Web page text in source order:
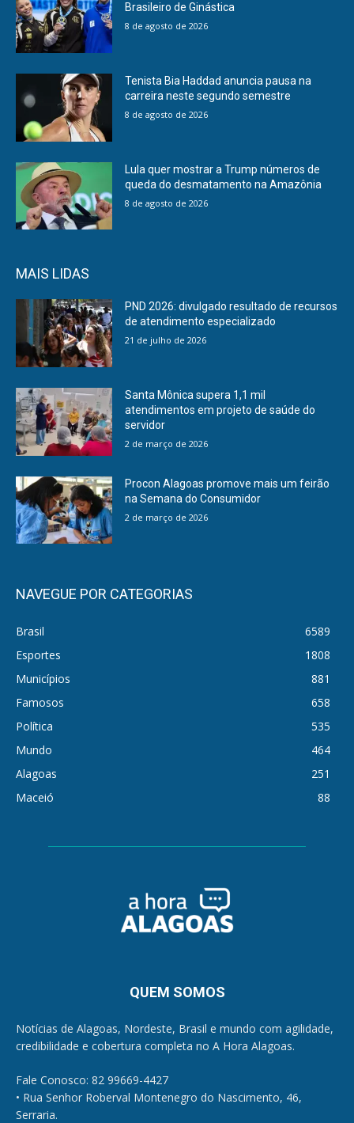
Brasileiro de Ginástica
8 de agosto de 2026
Tenista Bia Haddad anuncia pausa na
carreira neste segundo semestre
8 de agosto de 2026
Lula quer mostrar a Trump números de
queda do desmatamento na Amazônia
8 de agosto de 2026
MAIS LIDAS
PND 2026: divulgado resultado de recursos
de atendimento especializado
21 de julho de 2026
Santa Mônica supera 1,1 mil
atendimentos em projeto de saúde do
servidor
2 de março de 2026
Procon Alagoas promove mais um feirão
na Semana do Consumidor
2 de março de 2026
NAVEGUE POR CATEGORIAS
Brasil
6589
Esportes
1808
Municípios
881
Famosos
658
Política
535
Mundo
464
Alagoas
251
Maceió
88
QUEM SOMOS
Notícias de Alagoas, Nordeste, Brasil e mundo com agilidade,
credibilidade e cobertura completa no A Hora Alagoas.
Fale Conosco: 82 99669-4427
• Rua Senhor Roberval Montenegro do Nascimento, 46,
Serraria.